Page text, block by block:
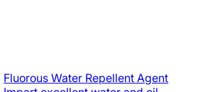
Fluorous Water Repellent Agent